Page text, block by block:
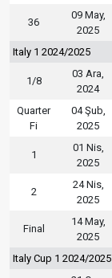
36
09 May,
2025
Italy 1 2024/2025
1/8
03 Ara,
2024
Quarter
Fi
04 Şub,
2025
1
01 Nis,
2025
2
24 Nis,
2025
Final
14 May,
2025
Italy Cup 1 2024/2025